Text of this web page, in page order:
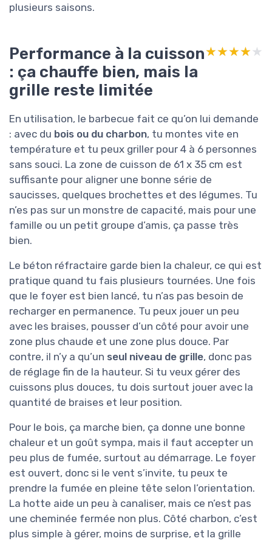
plusieurs saisons.
Performance à la cuisson
: ça chauffe bien, mais la
grille reste limitée
★★★★★
★★★★★
En utilisation, le barbecue fait ce qu’on lui demande
: avec du bois ou du charbon, tu montes vite en
température et tu peux griller pour 4 à 6 personnes
sans souci. La zone de cuisson de 61 x 35 cm est
suffisante pour aligner une bonne série de
saucisses, quelques brochettes et des légumes. Tu
n’es pas sur un monstre de capacité, mais pour une
famille ou un petit groupe d’amis, ça passe très
bien.
Le béton réfractaire garde bien la chaleur, ce qui est
pratique quand tu fais plusieurs tournées. Une fois
que le foyer est bien lancé, tu n’as pas besoin de
recharger en permanence. Tu peux jouer un peu
avec les braises, pousser d’un côté pour avoir une
zone plus chaude et une zone plus douce. Par
contre, il n’y a qu’un seul niveau de grille, donc pas
de réglage fin de la hauteur. Si tu veux gérer des
cuissons plus douces, tu dois surtout jouer avec la
quantité de braises et leur position.
Pour le bois, ça marche bien, ça donne une bonne
chaleur et un goût sympa, mais il faut accepter un
peu plus de fumée, surtout au démarrage. Le foyer
est ouvert, donc si le vent s’invite, tu peux te
prendre la fumée en pleine tête selon l’orientation.
La hotte aide un peu à canaliser, mais ce n’est pas
une cheminée fermée non plus. Côté charbon, c’est
plus simple à gérer, moins de surprise, et la grille